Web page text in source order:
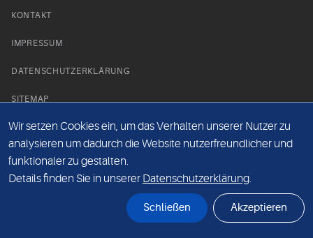
KONTAKT
IMPRESSUM
DATENSCHUTZERKLÄRUNG
SITEMAP
NEWS PARTNER
Wir setzen Cookies ein, um das Verhalten unserer Nutzer zu
analysieren um dadurch die Website nutzerfreundlicher und
funktionaler zu gestalten.
Details finden Sie in unserer Datenschutzerklärung.
Schließen Akzeptieren